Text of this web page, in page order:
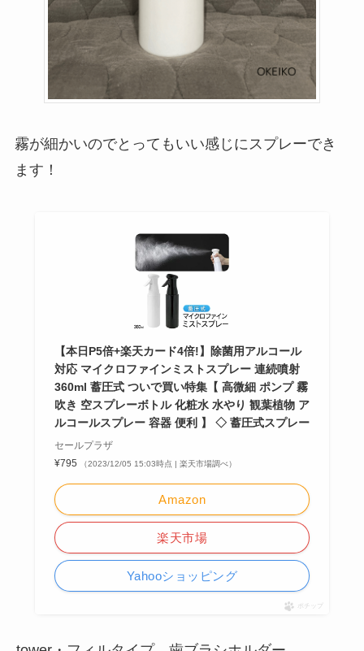
霧が細かいのでとってもいい感じにスプレーでき
ます！
【本日P5倍+楽天カード4倍!】除菌用アルコール
対応 マイクロファインミストスプレー 連続噴射
360ml 蓄圧式 ついで買い特集【 高微細 ポンプ 霧
吹き 空スプレーボトル 化粧水 水やり 観葉植物 ア
ルコールスプレー 容器 便利 】 ◇ 蓄圧式スプレー
セールプラザ
¥795
（2023/12/05 15:03時点 | 楽天市場調べ）
Amazon
楽天市場
Yahooショッピング
ポチップ